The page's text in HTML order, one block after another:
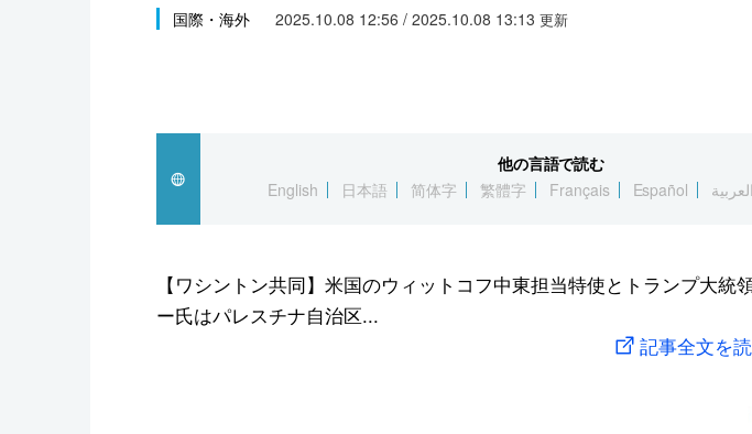
文化
スポーツ・東京2020
国際・海外 2025.10.08 12:56 / 2025.10.08 13:13 更新
他の言語で読む
English
日本語 简体字 繁體字 Français Español العربية
【ワシントン共同】米国のウィットコフ中東担当特使とトランプ大統
ー氏はパレスチナ自治区...
記事全文を